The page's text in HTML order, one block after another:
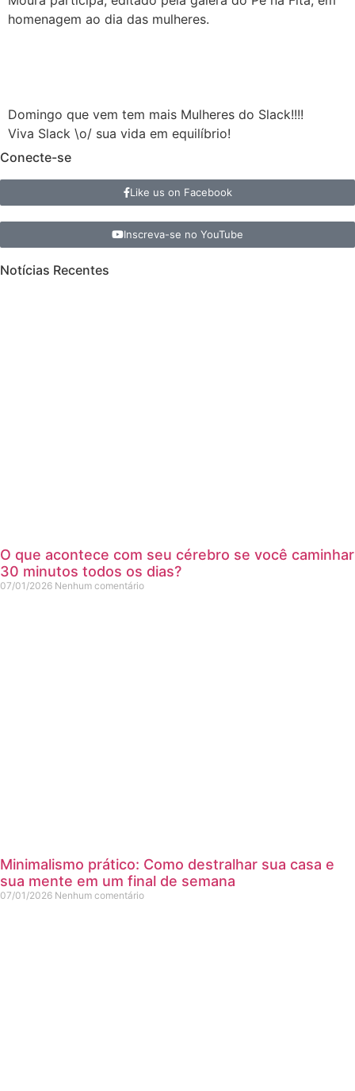
homenagem ao dia das mulheres.
Domingo que vem tem mais Mulheres do Slack!!!!
Viva Slack \o/ sua vida em equilíbrio!
Conecte-se
Like us on Facebook
Inscreva-se no YouTube
Notícias Recentes
O que acontece com seu cérebro se você caminhar
30 minutos todos os dias?
07/01/2026 Nenhum comentário
Minimalismo prático: Como destralhar sua casa e
sua mente em um final de semana
07/01/2026 Nenhum comentário